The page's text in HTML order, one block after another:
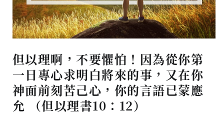
但以理啊，不要懼怕！因為從你第
一日專心求明白將來的事，又在你
神面前刻苦己心，你的言語已蒙應
允 （但以理書10：12）